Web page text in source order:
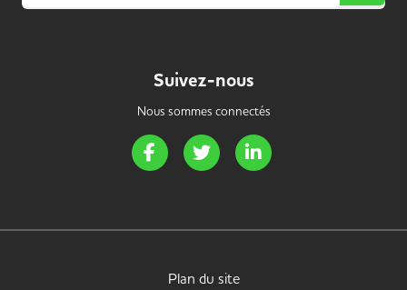
Suivez-nous
Nous sommes connectés
Page Facebook de Handi Energie
Page Twitter de Handi Energie
Plan du site